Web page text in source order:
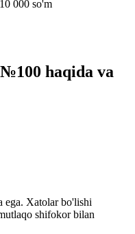
000 so'm
haqida va
ega. Xatolar bo'lishi
shifokor bilan